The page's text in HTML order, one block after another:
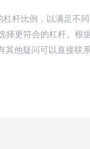
杆比例，以满足不
择更符合的杠杆。根
他疑问可以直接联